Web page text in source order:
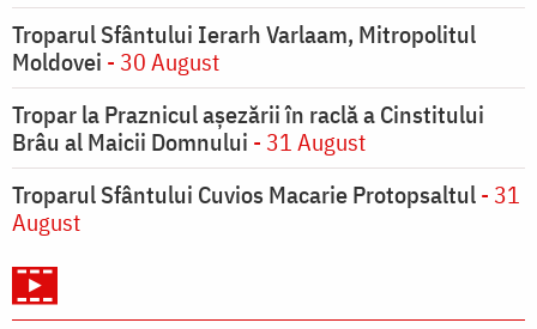
Troparul Sfântului Ierarh Varlaam, Mitropolitul
Moldovei - 30 August
Tropar la Praznicul aşezării în raclă a Cinstitului
Brâu al Maicii Domnului - 31 August
Troparul Sfântului Cuvios Macarie Protopsaltul- 31
August